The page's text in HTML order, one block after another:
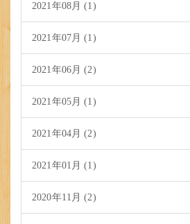
2021年08月 (1)
2021年07月 (1)
2021年06月 (2)
2021年05月 (1)
2021年04月 (2)
2021年01月 (1)
2020年11月 (2)